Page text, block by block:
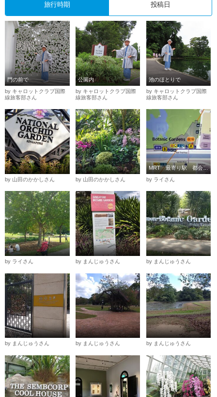
旅行時期 投稿日
門の前で
by キャロットクラブ国際
線旅客部さん
公園内
by キャロットクラブ国際
線旅客部さん
池のほとりで
by キャロットクラブ国際
線旅客部さん
by 山田のかかしさん by 山田のかかしさん
MRT 最寄り駅 都会のオアシス
by ライさん
by ライさん by まんじゅうさん by まんじゅうさん
by まんじゅうさん by まんじゅうさん by まんじゅうさん